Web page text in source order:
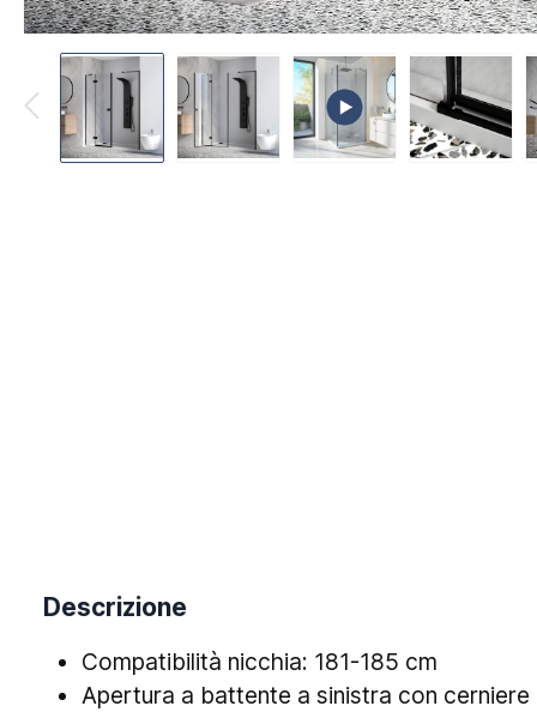
Descrizione
Compatibilità nicchia: 181-185 cm
Apertura a battente a sinistra con cerniere